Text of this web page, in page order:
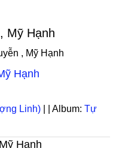
Mỹ Hạnh
, Mỹ Hạnh
Hạnh
Linh) | | Album: Tự
Hạnh